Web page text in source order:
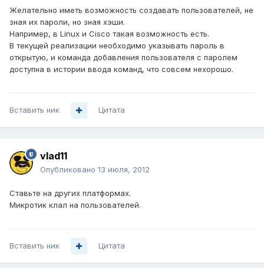
Желательно иметь возможность создавать пользователей, не
зная их пароли, но зная хэши.
Например, в Linux и Cisco такая возможность есть.
В текущей реализации необходимо указывать пароль в
открытую, и команда добавления пользователя с паролем
доступна в истории ввода команд, что совсем нехорошо.
Вставить ник Цитата
vlad11
Опубликовано 13 июля, 2012
Ставьте на других платформах.
Микротик клал на пользователей.
Вставить ник Цитата